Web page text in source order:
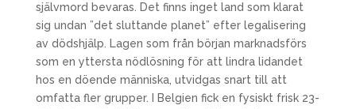
självmord bevaras. Det finns inget land som klarat
sig undan ”det sluttande planet” efter legalisering
av dödshjälp. Lagen som från början marknadsförs
som en yttersta nödlösning för att lindra lidandet
hos en döende människa, utvidgas snart till att
omfatta fler grupper. I Belgien fick en fysiskt frisk 23-